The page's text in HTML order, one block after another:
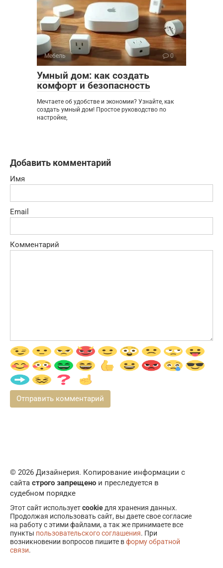
Мебель 0
Умный дом: как создать
комфорт и безопасность
Мечтаете об удобстве и экономии? Узнайте, как
создать умный дом! Простое руководство по
настройке,
Добавить комментарий
Имя
Email
Комментарий
© 2026 Дизайнерия. Копирование информации с
сайта строго запрещено и преследуется в
судебном порядке
Этот сайт используетcookieдля хранения данных.
Продолжая использовать сайт, вы даете свое согласие
на работу с этими файлами, а так же принимаете все
пункты пользовательского соглашения. При
возникновении вопросов пишите вформу обратной
связи.